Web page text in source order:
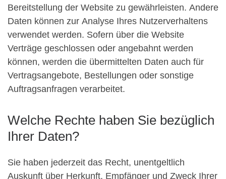
Bereitstellung der Website zu gewährleisten. Andere
Daten können zur Analyse Ihres Nutzerverhaltens
verwendet werden. Sofern über die Website
Verträge geschlossen oder angebahnt werden
können, werden die übermittelten Daten auch für
Vertragsangebote, Bestellungen oder sonstige
Auftragsanfragen verarbeitet.
Welche Rechte haben Sie bezüglich
Ihrer Daten?
Sie haben jederzeit das Recht, unentgeltlich
Auskunft über Herkunft, Empfänger und Zweck Ihrer